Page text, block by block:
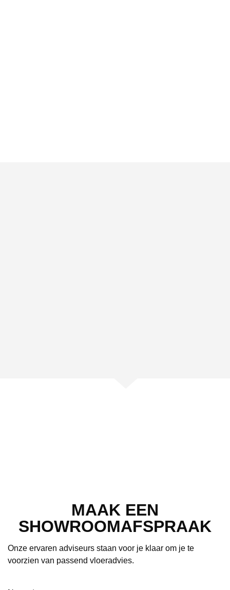
MAAK EEN
SHOWROOMAFSPRAAK
Onze ervaren adviseurs staan voor je klaar om je te
voorzien van passend vloeradvies.
Naam (Vereist)